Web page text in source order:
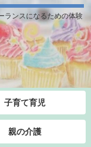
ランスになるための体験
子育て育児
親の介護